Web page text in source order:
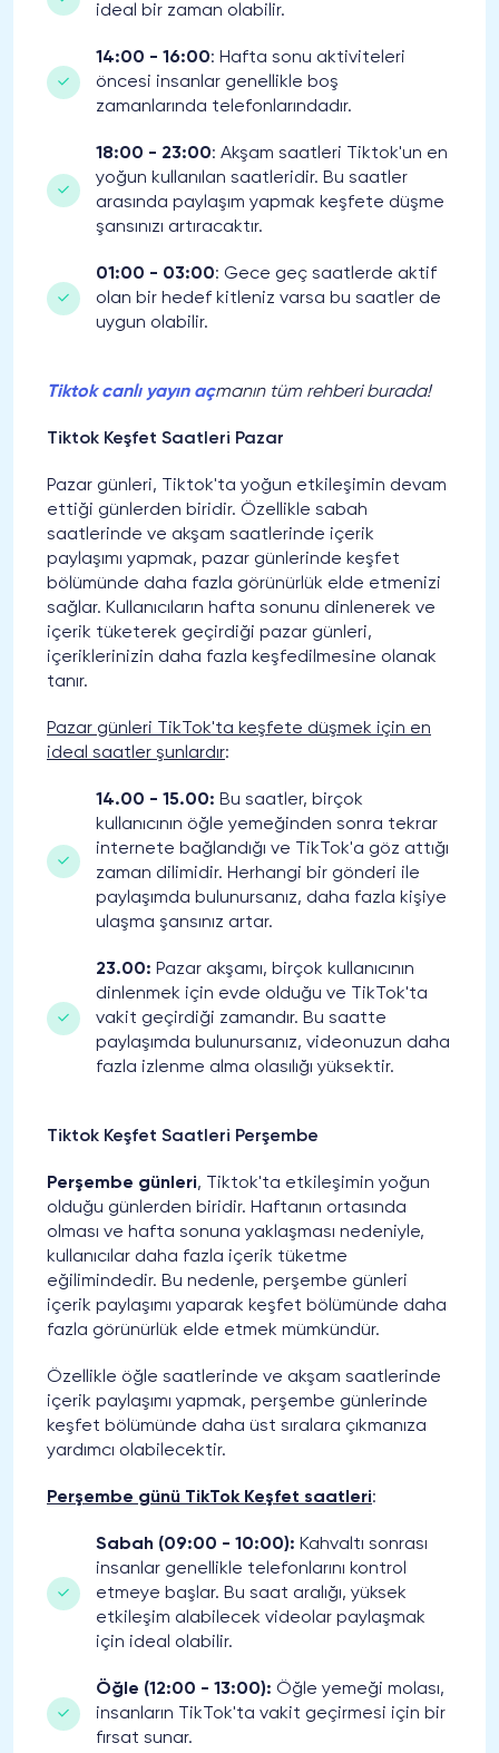
ideal bir zaman olabilir.
14:00 - 16:00: Hafta sonu aktiviteleri
öncesi insanlar genellikle boş
zamanlarında telefonlarındadır.
18:00 - 23:00: Akşam saatleri Tiktok'un en
yoğun kullanılan saatleridir. Bu saatler
arasında paylaşım yapmak keşfete düşme
şansınızı artıracaktır.
01:00 - 03:00: Gece geç saatlerde aktif
olan bir hedef kitleniz varsa bu saatler de
uygun olabilir.
Tiktok canlı yayın açmanın tüm rehberi burada!
Tiktok Keşfet Saatleri Pazar
Pazar günleri, Tiktok'ta yoğun etkileşimin devam
ettiği günlerden biridir. Özellikle sabah
saatlerinde ve akşam saatlerinde içerik
paylaşımı yapmak, pazar günlerinde keşfet
bölümünde daha fazla görünürlük elde etmenizi
sağlar. Kullanıcıların hafta sonunu dinlenerek ve
içerik tüketerek geçirdiği pazar günleri,
içeriklerinizin daha fazla keşfedilmesine olanak
tanır.
Pazar günleri TikTok'ta keşfete düşmek için en
ideal saatler şunlardır:
14.00 - 15.00: Bu saatler, birçok
kullanıcının öğle yemeğinden sonra tekrar
internete bağlandığı ve TikTok'a göz attığı
zaman dilimidir. Herhangi bir gönderi ile
paylaşımda bulunursanız, daha fazla kişiye
ulaşma şansınız artar.
23.00: Pazar akşamı, birçok kullanıcının
dinlenmek için evde olduğu ve TikTok'ta
vakit geçirdiği zamandır. Bu saatte
paylaşımda bulunursanız, videonuzun daha
fazla izlenme alma olasılığı yüksektir.
Tiktok Keşfet Saatleri Perşembe
Perşembe günleri, Tiktok'ta etkileşimin yoğun
olduğu günlerden biridir. Haftanın ortasında
olması ve hafta sonuna yaklaşması nedeniyle,
kullanıcılar daha fazla içerik tüketme
eğilimindedir. Bu nedenle, perşembe günleri
içerik paylaşımı yaparak keşfet bölümünde daha
fazla görünürlük elde etmek mümkündür.
Özellikle öğle saatlerinde ve akşam saatlerinde
içerik paylaşımı yapmak, perşembe günlerinde
keşfet bölümünde daha üst sıralara çıkmanıza
yardımcı olabilecektir.
Perşembe günü TikTok Keşfet saatleri:
Sabah (09:00 - 10:00): Kahvaltı sonrası
insanlar genellikle telefonlarını kontrol
etmeye başlar. Bu saat aralığı, yüksek
etkileşim alabilecek videolar paylaşmak
için ideal olabilir.
Öğle (12:00 - 13:00): Öğle yemeği molası,
insanların TikTok'ta vakit geçirmesi için bir
fırsat sunar.